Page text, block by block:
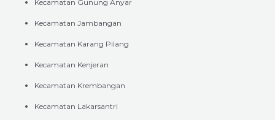
Kecamatan Gunung Anyar
Kecamatan Jambangan
Kecamatan Karang Pilang
Kecamatan Kenjeran
Kecamatan Krembangan
Kecamatan Lakarsantri